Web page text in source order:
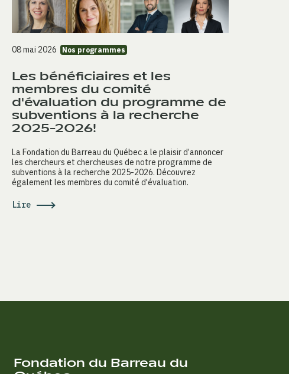
08 mai 2026 Nos programmes
Les bénéficiaires et les
membres du comité
d'évaluation du programme de
subventions à la recherche
2025-2026!
La Fondation du Barreau du Québec a le plaisir d’annoncer
les chercheurs et chercheuses de notre programme de
subventions à la recherche 2025-2026. Découvrez
également les membres du comité d'évaluation.
Lire
Fondation du Barreau du